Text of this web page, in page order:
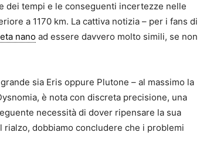
dei tempi e le conseguenti incertezze nelle
a 1170 km. La cattiva notizia – per i fans di
nano ad essere davvero molto simili, se non
sia Eris oppure Plutone – al massimo la
è nota con discreta precisione, una
necessità di dover ripensare la sua
dobbiamo concludere che i problemi